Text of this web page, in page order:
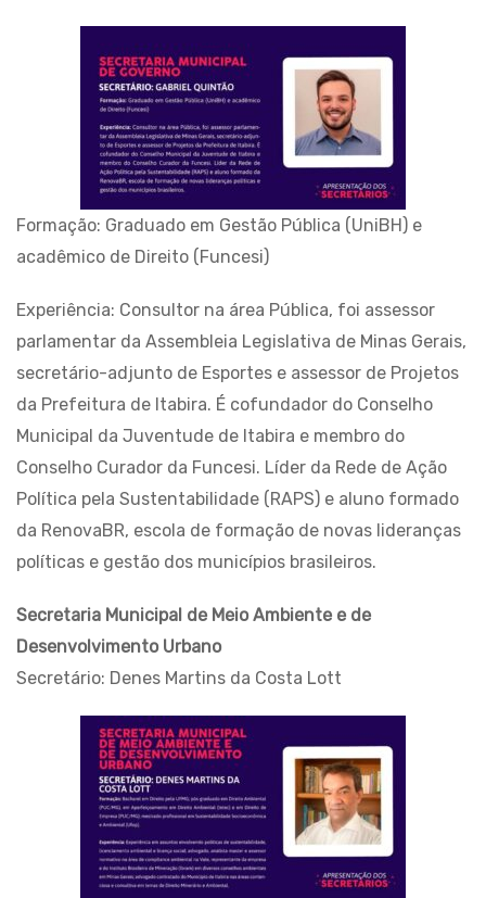
Formação: Graduado em Gestão Pública (UniBH) e
acadêmico de Direito (Funcesi)
Experiência: Consultor na área Pública, foi assessor
parlamentar da Assembleia Legislativa de Minas Gerais,
secretário-adjunto de Esportes e assessor de Projetos
da Prefeitura de Itabira. É cofundador do Conselho
Municipal da Juventude de Itabira e membro do
Conselho Curador da Funcesi. Líder da Rede de Ação
Política pela Sustentabilidade (RAPS) e aluno formado
da RenovaBR, escola de formação de novas lideranças
políticas e gestão dos municípios brasileiros.
Secretaria Municipal de Meio Ambiente e de
Desenvolvimento Urbano
Secretário: Denes Martins da Costa Lott